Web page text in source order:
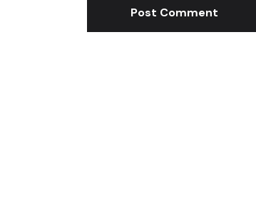
Post Comment